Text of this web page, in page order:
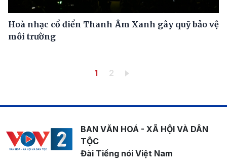
Hoà nhạc cổ điển Thanh Âm Xanh gây quỹ bảo vệ
môi trường
Trang hiện thời
1 Trang
2
BAN VĂN HOÁ - XÃ HỘI VÀ DÂN
TỘC
Đài Tiếng nói Việt Nam